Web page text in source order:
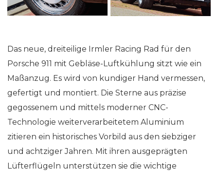
Das neue, dreiteilige Irmler Racing Rad für den
Porsche 911 mit Gebläse-Luftkühlung sitzt wie ein
Maßanzug. Es wird von kundiger Hand vermessen,
gefertigt und montiert. Die Sterne aus präzise
gegossenem und mittels moderner CNC-
Technologie weiterverarbeitetem Aluminium
zitieren ein historisches Vorbild aus den siebziger
und achtziger Jahren. Mit ihren ausgeprägten
Lüfterflügeln unterstützen sie die wichtige